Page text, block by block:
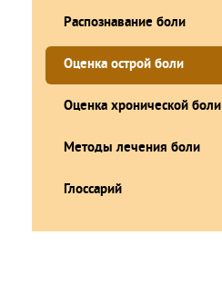
Распознавание боли
Оценка острой боли
Оценка хронической боли
Методы лечения боли
Глоссарий